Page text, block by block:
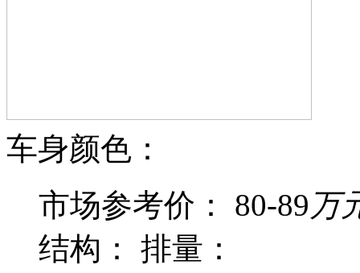
车身颜色：
市场参考价：
80-89 万
结构：
排量：